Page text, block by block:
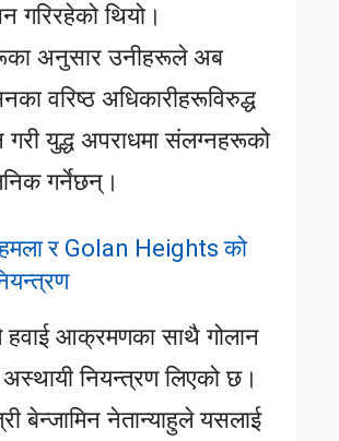
गरिरहेको थियो।
अनुसार उनीहरूले अब
वरिष्ठ अधिकारीहरूविरुद्ध
युद्ध अपराधमा संलग्नहरूको
गर्नेछन्।
र Golan Heights को
हवाई आक्रमणका साथै गोलान
नियन्त्रण लिएको छ।
बेन्जामिन नेतान्याहुले यसलाई